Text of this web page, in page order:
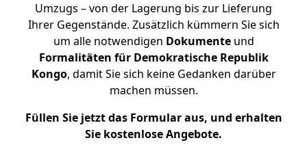
Umzugs – von der Lagerung bis zur Lieferung
Ihrer Gegenstände. Zusätzlich kümmern Sie sich
um alle notwendigen Dokumenteund
Formalitäten für Demokratische Republik
Kongo, damit Sie sich keine Gedanken darüber
machen müssen.
Füllen Sie jetzt das Formular aus, und erhalten
Sie kostenlose Angebote.